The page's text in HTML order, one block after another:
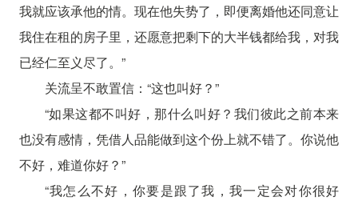
我就应该承他的情。现在他失势了，即便离婚他还同意让
我住在租的房子里，还愿意把剩下的大半钱都给我，对我
已经仁至义尽了。”
关流呈不敢置信：“这也叫好？”
“如果这都不叫好，那什么叫好？我们彼此之前本来
也没有感情，凭借人品能做到这个份上就不错了。你说他
不好，难道你好？”
“我怎么不好，你要是跟了我，我一定会对你很好